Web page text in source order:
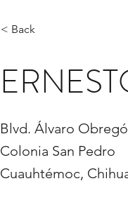
< Back
Blvd. Álvaro
Colonia San Pedro
Cuauhtémoc,